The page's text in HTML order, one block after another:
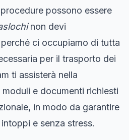
possono essere
non devi
ci occupiamo di tutta
per il trasporto dei
ti assisterà nella
e documenti richiesti
in modo da garantire
e senza stress.